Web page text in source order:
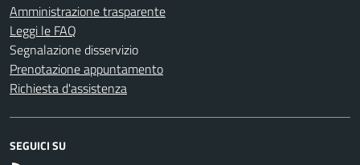
Amministrazione trasparente
Leggi le FAQ
Segnalazione disservizio
Prenotazione appuntamento
Richiesta d'assistenza
SEGUICI SU